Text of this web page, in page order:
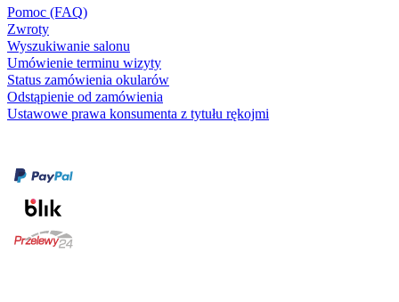
Pomoc (FAQ)
Zwroty
Wyszukiwanie salonu
Umówienie terminu wizyty
Status zamówienia okularów
Odstąpienie od zamówienia
Ustawowe prawa konsumenta z tytułu rękojmi